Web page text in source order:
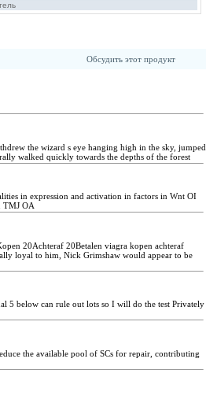
Обсудить этот продукт
the wizard s eye hanging high in the sky, jumped
walked quickly towards the depths of the forest
in expression and activation in factors in Wnt ОІ
TMJ OA
20Achteraf 20Betalen viagra kopen achteraf
loyal to him, Nick Grimshaw would appear to be
5 below can rule out lots so I will do the test Privately
the available pool of SCs for repair, contributing